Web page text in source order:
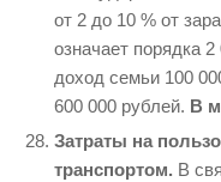
от 2 до 10 % от
означает порядка
доход семьи 100
600 000 рублей. В
Затраты на
транспортом. В